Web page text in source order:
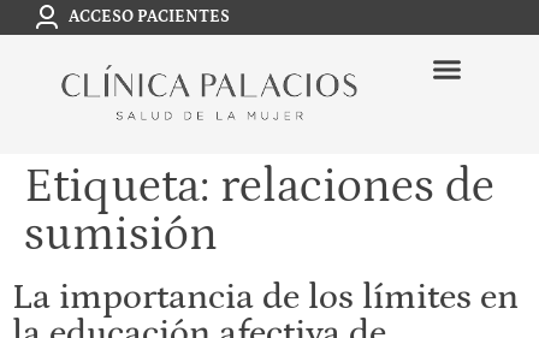
ACCESO PACIENTES
Etiqueta: relaciones de
sumisión
La importancia de los límites en